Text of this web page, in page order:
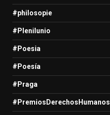
#philosopie
#Plenilunio
#Poesia
#Poesía
#Praga
#PremiosDerechosHumanos